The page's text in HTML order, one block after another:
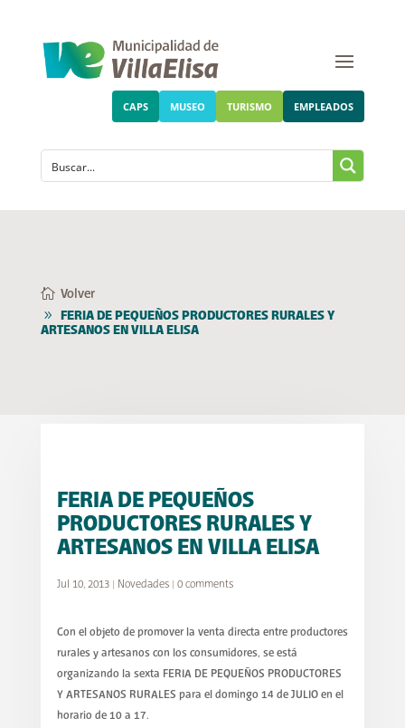
CAPS MUSEO TURISMO EMPLEADOS
Volver
FERIA DE PEQUEÑOS PRODUCTORES RURALES Y
ARTESANOS EN VILLA ELISA
FERIA DE PEQUEÑOS
PRODUCTORES RURALES Y
ARTESANOS EN VILLA ELISA
Jul 10, 2013| Novedades| 0 comments
Con el objeto de promover la venta directa entre productores
rurales y artesanos con los consumidores, se está
organizando la sexta FERIA DE PEQUEÑOS PRODUCTORES
Y ARTESANOS RURALES para el domingo 14 de JULIO en el
horario de 10 a 17.